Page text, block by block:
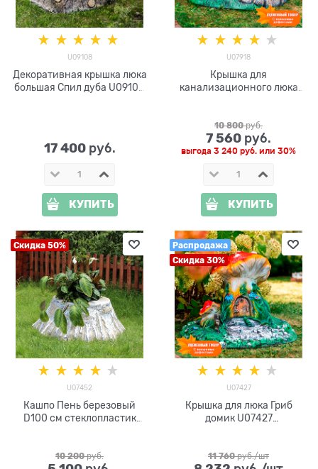
U09108
Декоративная крышка люка
большая Спил дуба U09108
17 400 руб.
КУПИТЬ
U07918
Крышка для
канализационного люка
10 800 руб.
7 560 руб.
выгода 3 240 руб. или 30%
КУПИТЬ
Скидка 50%
U07452
Кашпо Пень березовый
D100 см стеклопластик
10 200 руб.
Распродажа
Скидка 30%
U07427
Крышка для люка Гриб
домик U07427
11 760 руб./шт